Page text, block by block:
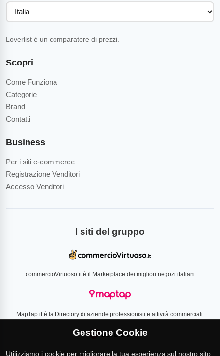
Scopri
Come Funziona
Categorie
Brand
Contatti
Business
Per i siti e-commerce
Registrazione Venditori
Accesso Venditori
Loverlist è un comparatore di prezzi.
I siti del gruppo
commercioVirtuoso.it è il Marketplace dei migliori negozi italiani
MapTap.it è la Directory di aziende professionisti e attività commerciali.
Loverlist.com è il comparatore di prezzo CSS certificato Google
Gestione Cookie
Utilizziamo i cookie per migliorare la tua esperienza sul nostro sito.